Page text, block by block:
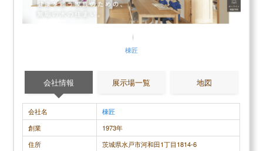
機会が得られたので安心感さえ感じられました。 ま
た、耐震性の高さに関しては希望していた以上の仕
上がりでとても満足できているので、これから地震
が来ても怖くないと思えるくらい丈夫な家を買えた
相談にも乗ってくれたので、これからは注文住宅を
建てる際にはぜひタマホームをすすめたいと思えて
いるくらいです。
個々の事情
棟匠
会社情報 展示場一覧 地図
会社名
棟匠
創業
1973年
住所
茨城県水戸市河和田1丁目1814-6